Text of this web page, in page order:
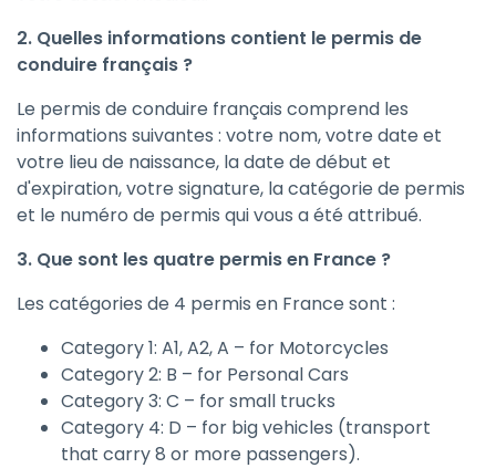
2. Quelles informations contient le permis de
conduire français ?
Le permis de conduire français comprend les
informations suivantes : votre nom, votre date et
votre lieu de naissance, la date de début et
d'expiration, votre signature, la catégorie de permis
et le numéro de permis qui vous a été attribué.
3. Que sont les quatre permis en France ?
Les catégories de 4 permis en France sont :
Category 1: A1, A2, A – for Motorcycles
Category 2: B – for Personal Cars
Category 3: C – for small trucks
Category 4: D – for big vehicles (transport
that carry 8 or more passengers).